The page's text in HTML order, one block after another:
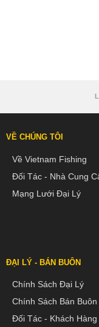
VỀ CHÚNG TÔI
Về Vietnam Fishing
Đối Tác - Nhà Cung
Mạng Lưới Đại Lý
ĐẠI LÝ - BÁN BUÔN
Chính Sách Đại Lý
Chính Sách Bán Buôn
Đối Tác - Khách Hàng